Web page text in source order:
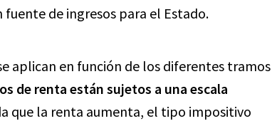
fuente de ingresos para el Estado.
aplican en función de los diferentes tramos
de renta están sujetos a una escala
que la renta aumenta, el tipo impositivo